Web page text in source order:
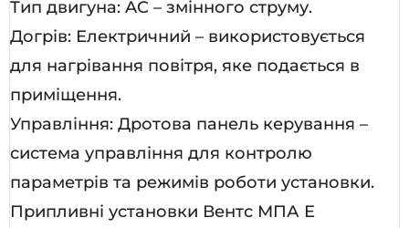
Тип двигуна: AC – змінного струму.
Догрів: Електричний – використовується
для нагрівання повітря, яке подається в
приміщення.
Управління: Дротова панель керування –
система управління для контролю
параметрів та режимів роботи установки.
Припливні установки Вентс МПА Е